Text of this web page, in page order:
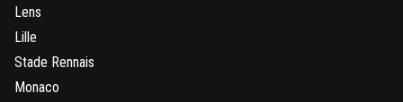
Lens
Lille
Stade Rennais
Monaco